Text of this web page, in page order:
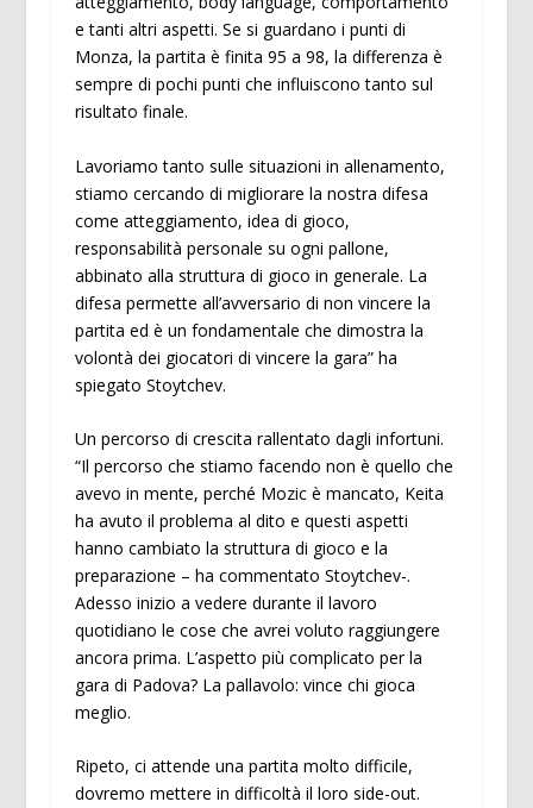
e tanti altri aspetti. Se si guardano i punti di
Monza, la partita è finita 95 a 98, la differenza è
sempre di pochi punti che influiscono tanto sul
risultato finale.
Lavoriamo tanto sulle situazioni in allenamento,
stiamo cercando di migliorare la nostra difesa
come atteggiamento, idea di gioco,
responsabilità personale su ogni pallone,
abbinato alla struttura di gioco in generale. La
difesa permette all’avversario di non vincere la
partita ed è un fondamentale che dimostra la
volontà dei giocatori di vincere la gara” ha
spiegato Stoytchev.
Un percorso di crescita rallentato dagli infortuni.
“Il percorso che stiamo facendo non è quello che
avevo in mente, perché Mozic è mancato, Keita
ha avuto il problema al dito e questi aspetti
hanno cambiato la struttura di gioco e la
preparazione – ha commentato Stoytchev-.
Adesso inizio a vedere durante il lavoro
quotidiano le cose che avrei voluto raggiungere
ancora prima. L’aspetto più complicato per la
gara di Padova? La pallavolo: vince chi gioca
meglio.
Ripeto, ci attende una partita molto difficile,
dovremo mettere in difficoltà il loro side-out.